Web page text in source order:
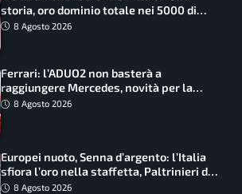
storia, oro dominio totale nei 5000 di
marcia
8 Agosto 2026
Ferrari: l’ADUO2 non basterà a
raggiungere Mercedes, novità per la
Macarena
8 Agosto 2026
Europei nuoto, Senna d’argento: l’Italia
sfiora l’oro nella staffetta, Paltrinieri da
urlo, il bilancio azzurro
8 Agosto 2026